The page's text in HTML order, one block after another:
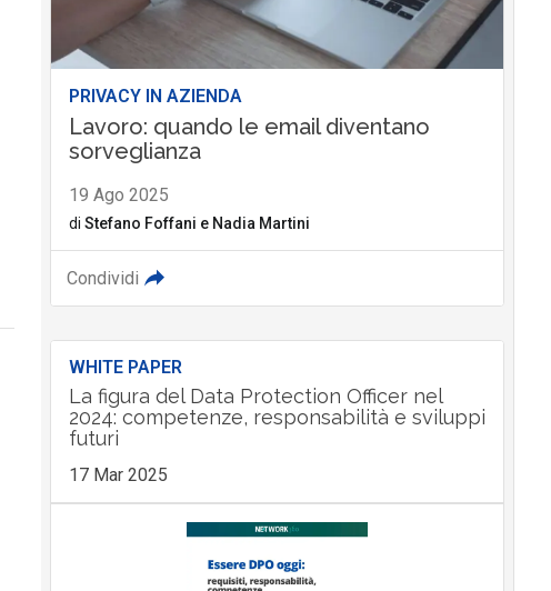
PRIVACY IN AZIENDA
Lavoro: quando le email diventano
sorveglianza
19 Ago 2025
di Stefano Foffani e Nadia Martini
Condividi
WHITE PAPER
La figura del Data Protection Officer nel
2024: competenze, responsabilità e sviluppi
futuri
17 Mar 2025